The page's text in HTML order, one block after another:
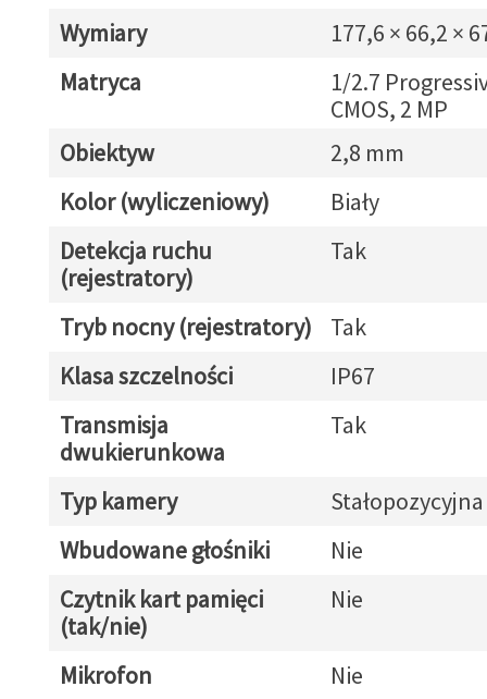
Wymiary
177,6 × 66,2 ×
Matryca
1/2.7
CMOS, 2 MP
Obiektyw
2,8 mm
Kolor (wyliczeniowy)
Biały
Detekcja ruchu
(rejestratory)
Tak
Tryb nocny (rejestratory)
Tak
Klasa szczelności
IP67
Transmisja
dwukierunkowa
Tak
Typ kamery
Stałopozycyjna
Wbudowane głośniki
Nie
Czytnik kart pamięci
(tak/nie)
Nie
Mikrofon Nie